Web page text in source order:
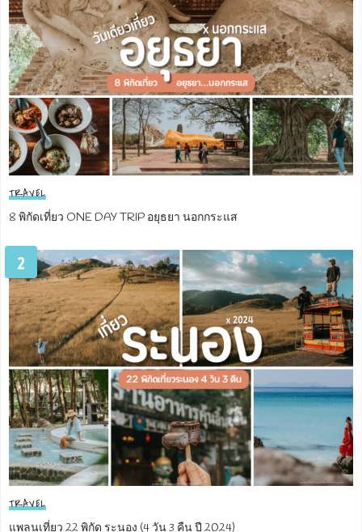
TRAVEL
8 พิกัดเที่ยว ONE DAY TRIP อยุธยา นอกกระแส
2
TRAVEL
แพลนเที่ยว 22 พิกัด ระนอง (4 วัน 3 คืน ปี 2024)